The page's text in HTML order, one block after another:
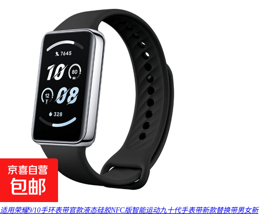
适用荣耀9/10手环表带官款液态硅胶NFC版智能运动九十代手表带新款替换带男女新